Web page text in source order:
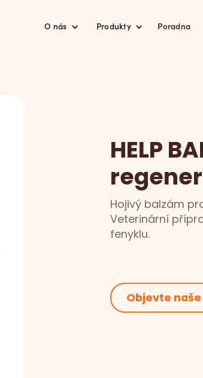
O nás Produkty Poradna
HELP
Hojivý balzám
Veterinární
fenyklu.
Objevte